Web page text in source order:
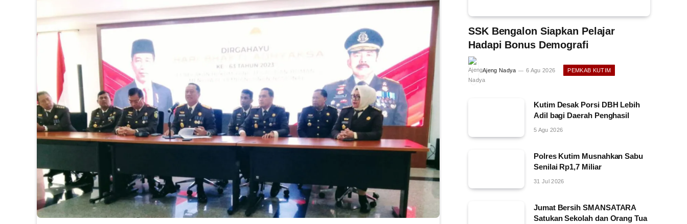
SSK Bengalon Siapkan Pelajar
Hadapi Bonus Demografi
Ajeng Nadya 6 Agu 2026 PEMKAB KUTIM
Kutim Desak Porsi DBH Lebih
Adil bagi Daerah Penghasil
5 Agu 2026
Polres Kutim Musnahkan Sabu
Senilai Rp1,7 Miliar
31 Jul 2026
Jumat Bersih SMANSATARA
Satukan Sekolah dan Orang Tua